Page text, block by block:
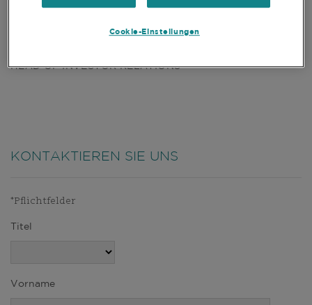
HEAD OF INVESTOR RELATIONS
KONTAKTIEREN SIE UNS
*Pflichtfelder
Titel
Vorname
Cookie-Einstellungen